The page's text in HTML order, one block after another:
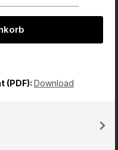
(PDF): Download